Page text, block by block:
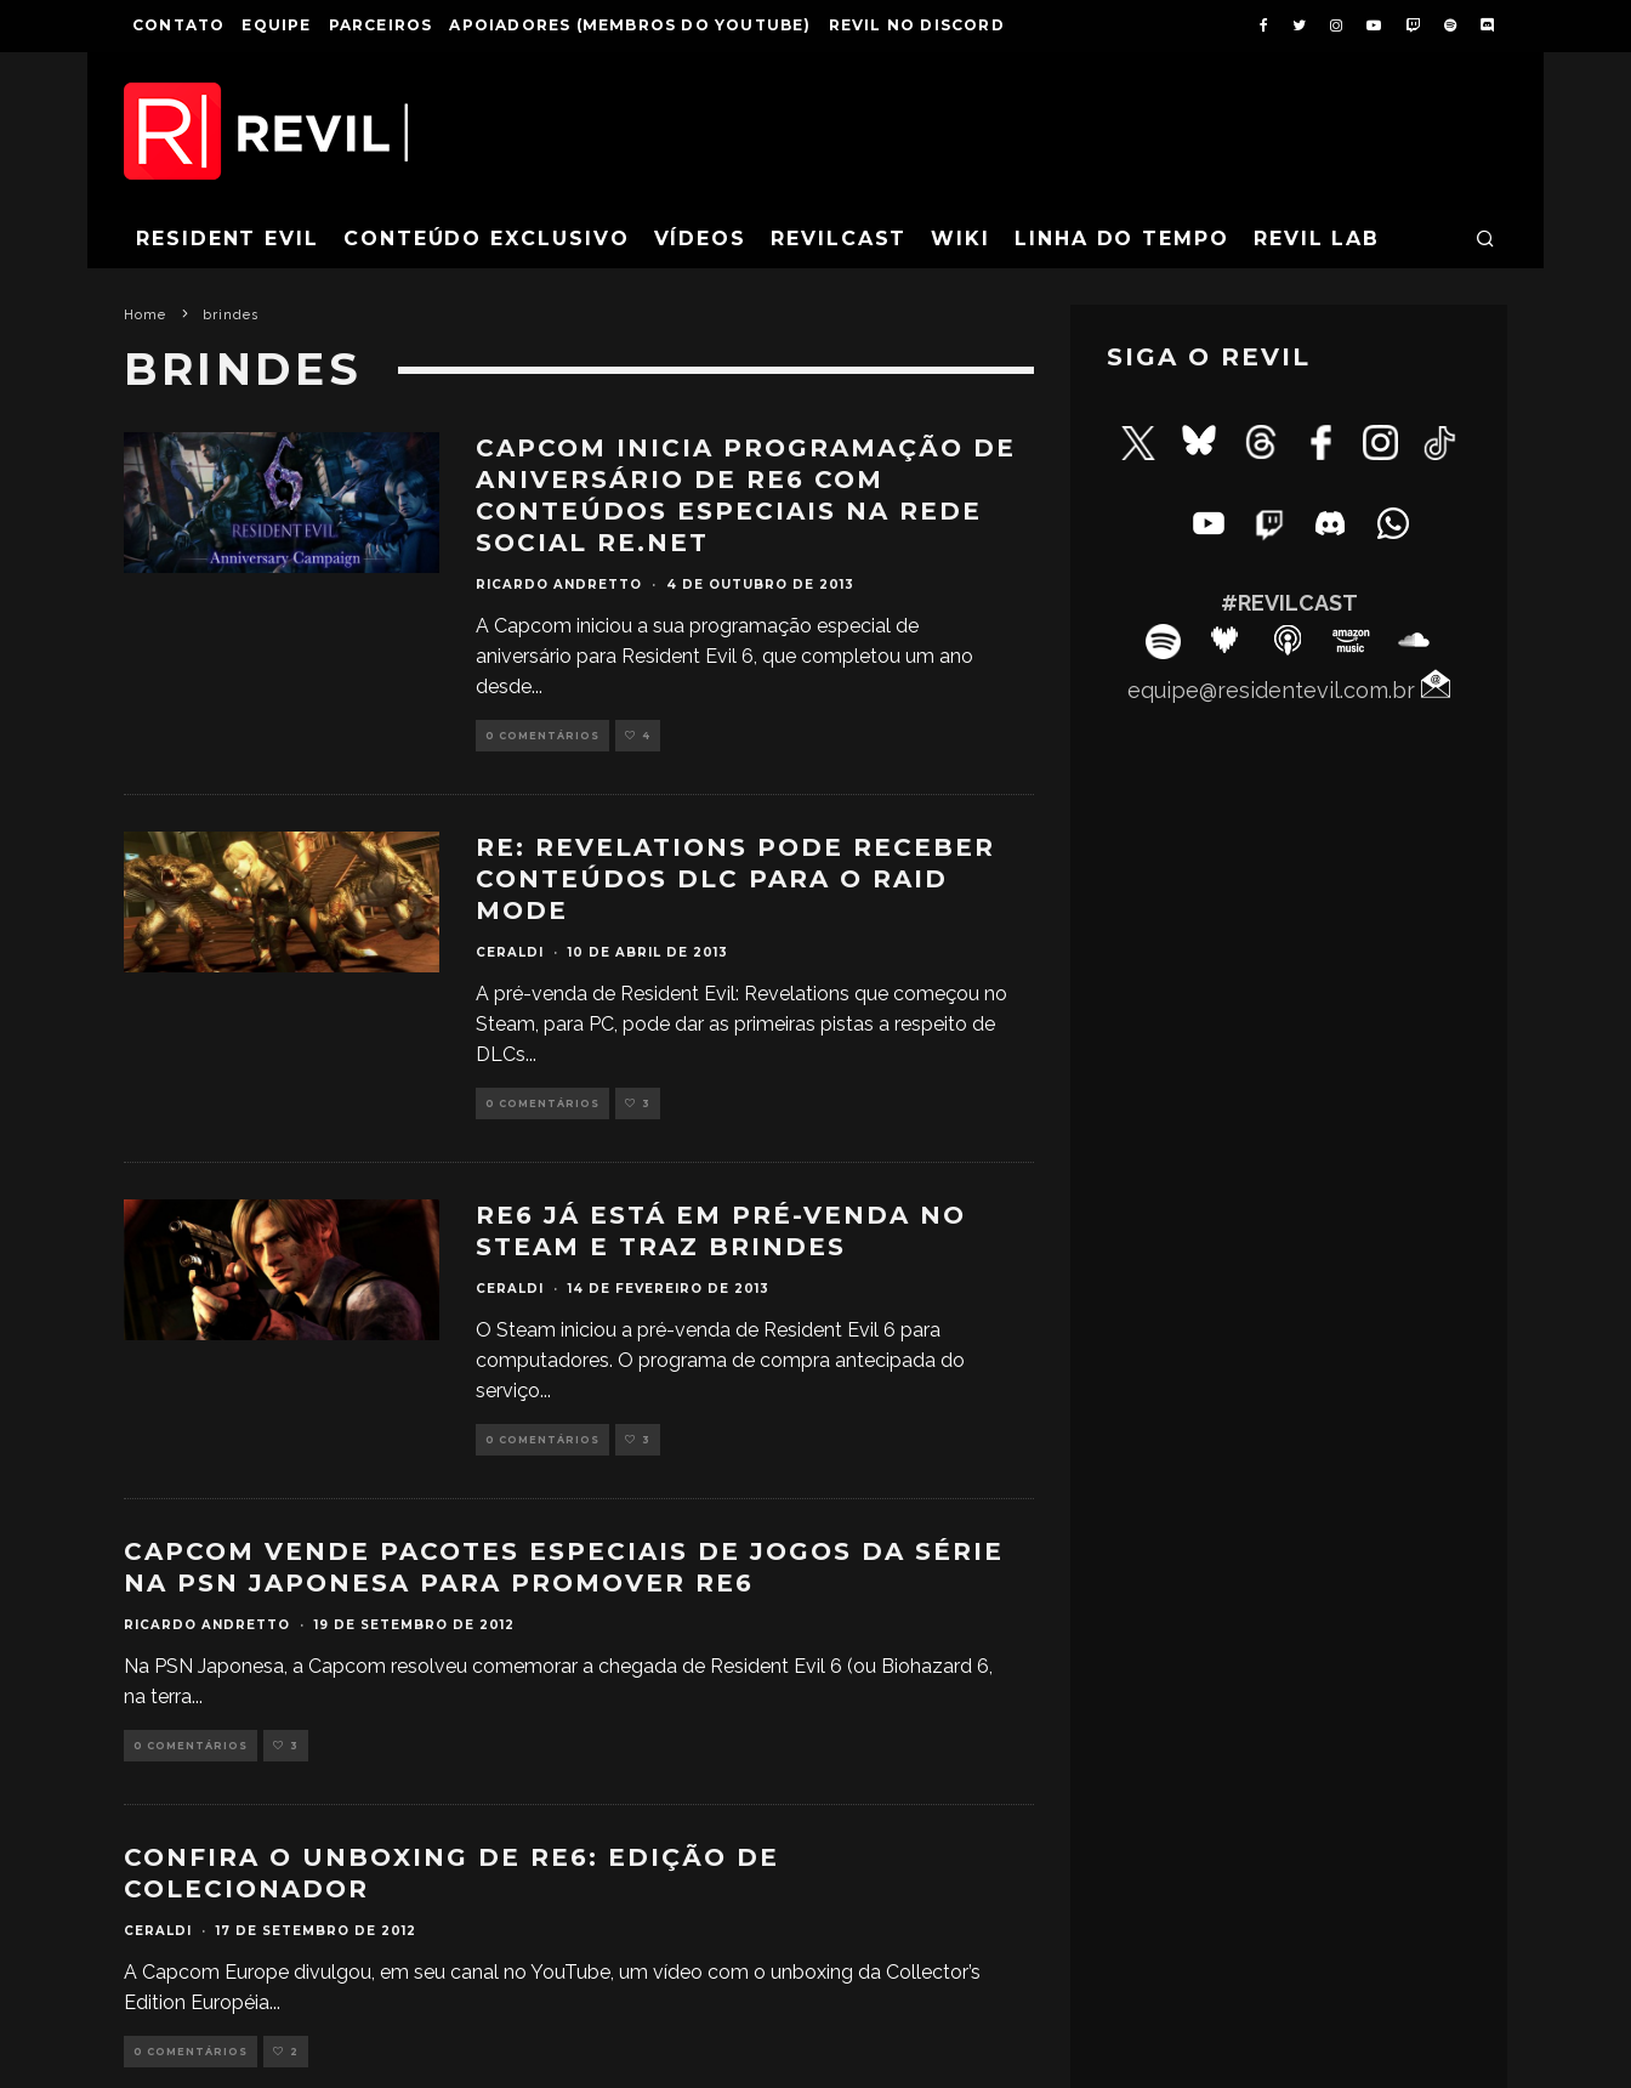
CONTATO EQUIPE PARCEIROS APOIADORES (MEMBROS DO YOUTUBE) REVIL NO DISCORD
RESIDENT EVIL CONTEÚDO EXCLUSIVO VÍDEOS REVILCAST WIKI LINHA DO TEMPO REVIL LAB
Home brindes
BRINDES
CAPCOM INICIA PROGRAMAÇÃO DE
ANIVERSÁRIO DE RE6 COM
CONTEÚDOS ESPECIAIS NA REDE
SOCIAL RE.NET
RICARDO ANDRETTO · 4 DE OUTUBRO DE 2013
A Capcom iniciou a sua programação especial de
aniversário para Resident Evil 6, que completou um ano
desde...
0 COMENTÁRIOS 4
RE: REVELATIONS PODE RECEBER
CONTEÚDOS DLC PARA O RAID
MODE
CERALDI · 10 DE ABRIL DE 2013
A pré-venda de Resident Evil: Revelations que começou no
Steam, para PC, pode dar as primeiras pistas a respeito de
DLCs...
0 COMENTÁRIOS 3
RE6 JÁ ESTÁ EM PRÉ-VENDA NO
STEAM E TRAZ BRINDES
CERALDI · 14 DE FEVEREIRO DE 2013
O Steam iniciou a pré-venda de Resident Evil 6 para
computadores. O programa de compra antecipada do
serviço...
0 COMENTÁRIOS 3
CAPCOM VENDE PACOTES ESPECIAIS DE JOGOS DA SÉRIE
NA PSN JAPONESA PARA PROMOVER RE6
RICARDO ANDRETTO · 19 DE SETEMBRO DE 2012
Na PSN Japonesa, a Capcom resolveu comemorar a chegada de Resident Evil 6 (ou Biohazard 6,
na terra...
0 COMENTÁRIOS 3
CONFIRA O UNBOXING DE RE6: EDIÇÃO DE
COLECIONADOR
CERALDI · 17 DE SETEMBRO DE 2012
A Capcom Europe divulgou, em seu canal no YouTube, um vídeo com o unboxing da Collector’s
Edition Européia...
0 COMENTÁRIOS 2
SIGA O REVIL
#REVILCAST
equipe@residentevil.com.br